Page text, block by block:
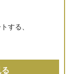
する、